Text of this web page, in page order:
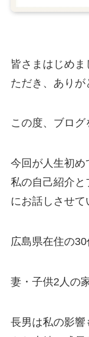
皆さまはじめ
ただき、ありが
この度、ブログ
今回が人生初め
私の自己紹介
にお話しさせて
広島県在住の30
妻・子供2人の
長男は私の影